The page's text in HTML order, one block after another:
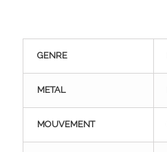
GENRE
METAL
MOUVEMENT